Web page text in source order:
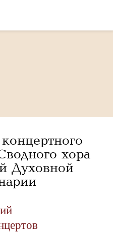
хора
Духовной